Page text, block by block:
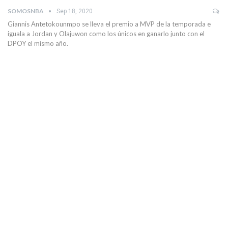
SOMOSNBA Sep 18, 2020
Giannis Antetokounmpo se lleva el premio a MVP de la temporada e
iguala a Jordan y Olajuwon como los únicos en ganarlo junto con el
DPOY el mismo año.